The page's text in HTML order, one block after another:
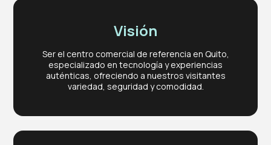
Visión
Ser el centro comercial de referencia en Quito,
especializado en tecnología y experiencias
auténticas, ofreciendo a nuestros visitantes
variedad, seguridad y comodidad.